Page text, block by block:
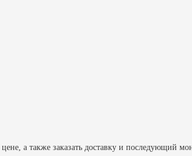
а также заказать доставку и последующий